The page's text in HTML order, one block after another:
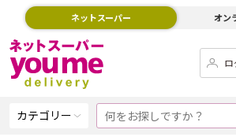
ネットスーパー オン
ロ
カテゴリー